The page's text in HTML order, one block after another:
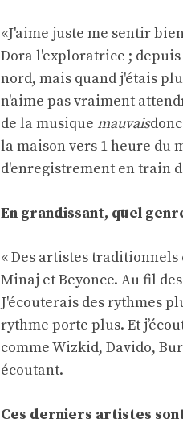
«J'aime juste me sentir
Dora l'exploratrice ; depuis
nord, mais quand j'étais
n'aime pas vraiment
de la musique mauvais
la maison vers 1 heure du
d'enregistrement en train
En grandissant, quel
« Des artistes traditionnels
Minaj et Beyonce. Au fil
J'écouterais des rythmes
rythme porte plus. Et
comme Wizkid, Davido,
écoutant.
Ces derniers artistes